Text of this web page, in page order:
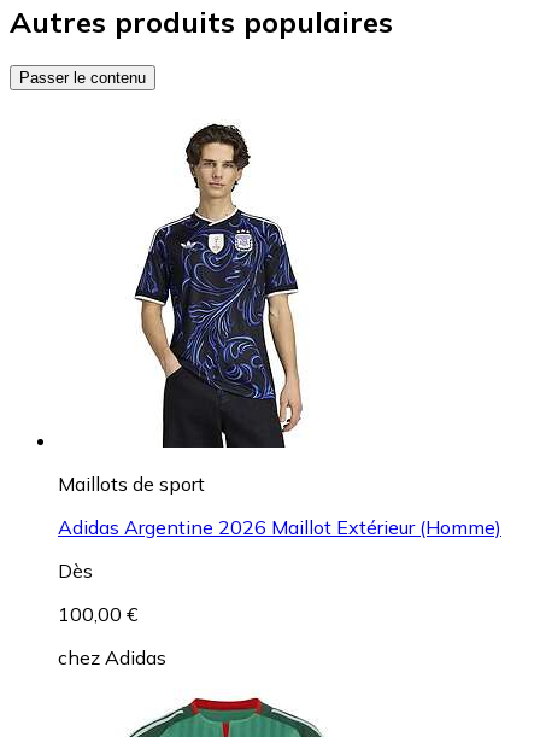
Autres produits populaires
Passer le contenu
Maillots de sport
Adidas Argentine 2026 Maillot Extérieur (Homme)
Dès
100,00 €
chez Adidas